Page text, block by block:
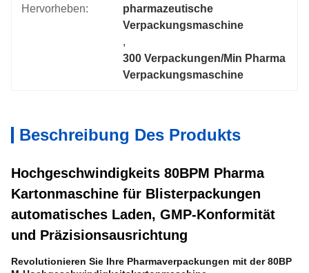
Hervorheben:
pharmazeutische
Verpackungsmaschine
,
300 Verpackungen/Min Pharma
Verpackungsmaschine
Beschreibung Des Produkts
Hochgeschwindigkeits 80BPM Pharma
Kartonmaschine für Blisterpackungen
automatisches Laden, GMP-Konformität
und Präzisionsausrichtung
Revolutionieren Sie Ihre Pharmaverpackungen mit der 80BP